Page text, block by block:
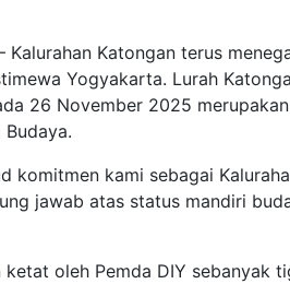
Kalurahan Katongan terus
Yogyakarta. Lurah
26 November 2025
komitmen kami sebagai
jawab atas status mandiri
oleh Pemda DIY sebanyak